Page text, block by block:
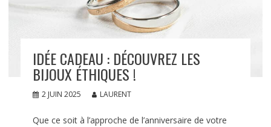
IDÉE CADEAU : DÉCOUVREZ LES
BIJOUX ÉTHIQUES !
2 JUIN 2025 LAURENT
Que ce soit à l’approche de l’anniversaire de votre